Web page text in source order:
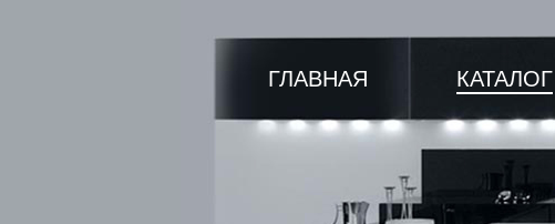
ГЛАВНАЯ КАТАЛОГ